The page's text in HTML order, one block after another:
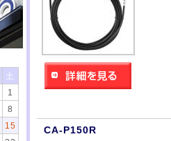
土
1
8
15
CA-P150R